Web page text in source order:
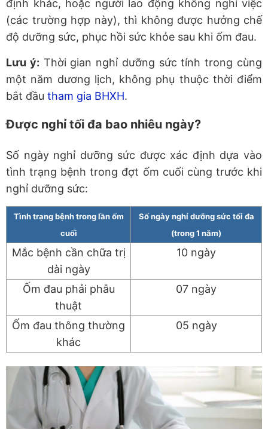
định khác, hoặc người lao động không nghỉ việc
(các trường hợp này), thì không được hưởng chế
độ dưỡng sức, phục hồi sức khỏe sau khi ốm đau.
Lưu ý: Thời gian nghỉ dưỡng sức tính trong cùng
một năm dương lịch, không phụ thuộc thời điểm
bắt đầu tham gia BHXH.
Được nghỉ tối đa bao nhiêu ngày?
Số ngày nghỉ dưỡng sức được xác định dựa vào
tình trạng bệnh trong đợt ốm cuối cùng trước khi
nghỉ dưỡng sức:
Tình trạng bệnh trong lần ốm
cuối
Số ngày nghỉ dưỡng sức tối đa
(trong 1 năm)
Mắc bệnh cần chữa trị
dài ngày
10 ngày
Ốm đau phải phẫu
thuật
07 ngày
Ốm đau thông thường
khác
05 ngày